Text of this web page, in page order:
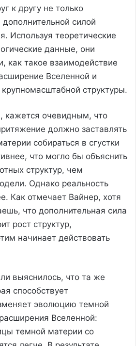
к другу не только
силой
Используя теоретические
данные, они
как такое взаимодействие
Вселенной и
структуры.
кажется очевидным, что
должно заставлять
собираться в сгустки
что могло бы объяснить
структур, чем
Однако реальность
Как отмечает Вайнер, хотя
что дополнительная сила
рост структур,
начинает действовать
выяснилось, что та же
способствует
эволюцию темной
Вселенной:
темной материи со